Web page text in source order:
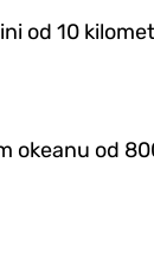
od 10
od